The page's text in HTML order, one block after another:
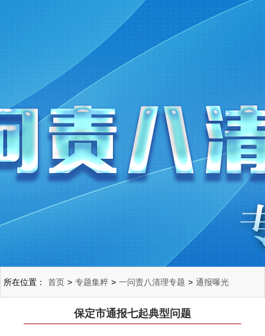
所在位置： 首页 > 专题集粹 > 一问责八清理专题 > 通报曝光
保定市通报七起典型问题